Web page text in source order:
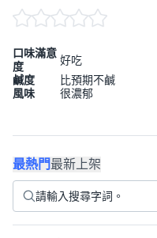
口味滿意
度
好吃
鹹度
比預期不鹹
風味
很濃郁
最熱門最新上架